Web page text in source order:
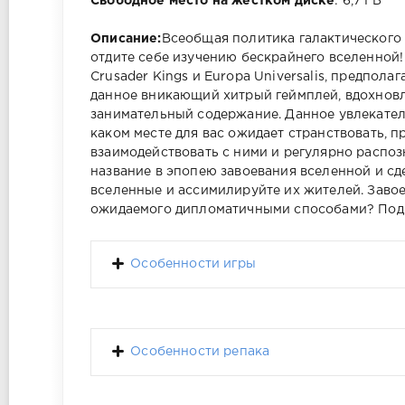
Описание: Всеобщая политика
отдите себе изучению бескрайнего
Crusader Kings и Europa Universalis,
данное вникающий хитрый геймплей,
занимательный содержание. Данное
каком месте для вас ожидает странствовать,
взаимодействовать с ними и регулярно
название в эпопею завоевания вселенной и
вселенные и ассимилируйте их жителей.
ожидаемого дипломатичными способами?
Особенности игры
Особенности репака